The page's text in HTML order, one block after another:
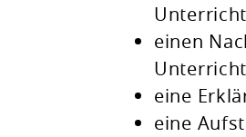
einen
eine
eine